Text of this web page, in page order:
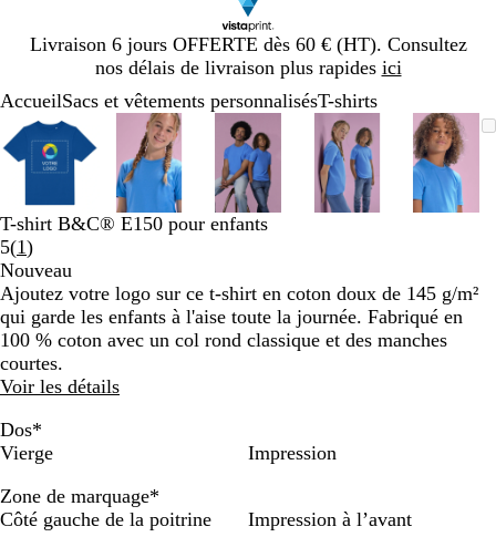
Livraison 6 jours OFFERTE dès 60 € (HT). Consultez
nos délais de livraison plus rapides ici
Diapositive
1
AccueilSacs et vêtements personnalisésT-shirts
Image
zoomable
Zoom
au
minimum
Cliquez
pour
développer
Utilisez
les
touches
et
pour
zoomer
et
les
touches
fléchées
pour
défiler
Image
zoomable
Zoom
au
minimum
Cliquez
pour
développer
Utilisez
les
touches
plus
et
moins
zoomer
et
les
Image
zoomable
Zoom
au
minimum
Cliquez
pour
développer
Utilisez
les
touches
plus
et
zoomer
et
les
touches
défiler
Image
zoomable
Zoom
au
minimum
Cliquez
pour
développer
Utilisez
les
touches
plus
et
zoomer
et
les
Image
Zoom
au
pour
les
plus
et
et
les
Diapositive
1
sur
T-shirt B&C® E150 pour enfants
5(1Lire
les
1
avis
)
Nouveau
Ajoutez votre logo sur ce t-shirt en coton doux de 145 g/m²
qui garde les enfants à l'aise toute la journée. Fabriqué en
100 % coton avec un col rond classique et des manches
courtes.
Voir les détails
Dos*
Vierge
Impression
Zone de marquage*
Côté gauche de la poitrine
Impression à l’avant